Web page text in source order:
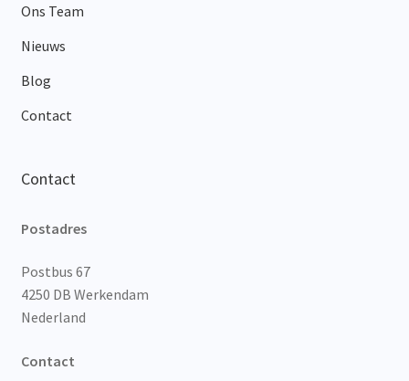
Ons Team
Nieuws
Blog
Contact
Contact
Postadres
Postbus 67
4250 DB Werkendam
Nederland
Contact